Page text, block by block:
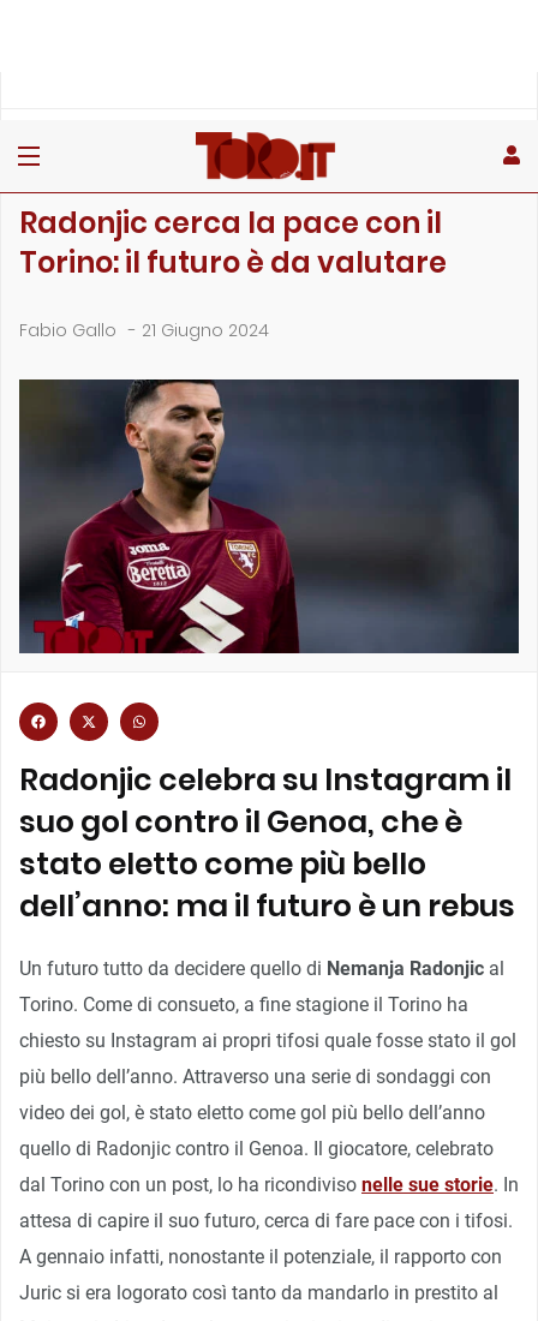
Radonjic cerca la pace con il
Torino: il futuro è da valutare
Fabio Gallo - 21 Giugno 2024
Radonjic celebra su Instagram il
suo gol contro il Genoa, che è
stato eletto come più bello
dell’anno: ma il futuro è un rebus
Un futuro tutto da decidere quello di Nemanja Radonjic al
Torino. Come di consueto, a fine stagione il Torino ha
chiesto su Instagram ai propri tifosi quale fosse stato il gol
più bello dell’anno. Attraverso una serie di sondaggi con
video dei gol, è stato eletto come gol più bello dell’anno
quello di Radonjic contro il Genoa. Il giocatore, celebrato
dal Torino con un post, lo ha ricondiviso nelle sue storie. In
attesa di capire il suo futuro, cerca di fare pace con i tifosi.
A gennaio infatti, nonostante il potenziale, il rapporto con
Juric si era logorato così tanto da mandarlo in prestito al